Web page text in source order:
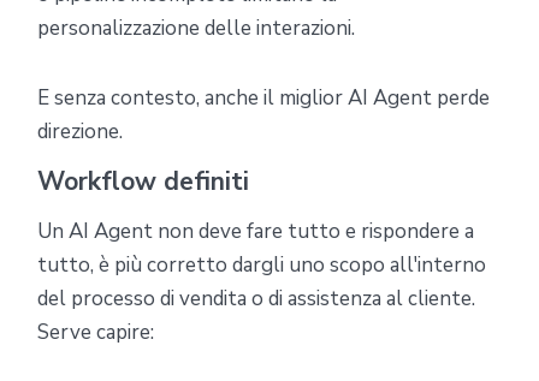
personalizzazione delle interazioni.
E senza contesto, anche il miglior AI Agent perde
direzione.
Workflow definiti
Un AI Agent non deve fare tutto e rispondere a
tutto, è più corretto dargli uno scopo all'interno
del processo di vendita o di assistenza al cliente.
Serve capire: